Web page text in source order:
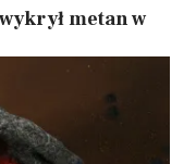
metan w